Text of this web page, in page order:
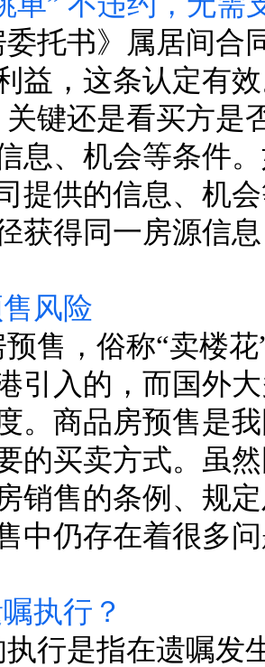
托书》属居间合
益，这条认定有
关键还是看买方是
息、机会等条件
提供的信息、机
获得同一房源信
风险
售，俗称“卖楼花
引入的，而国外
。商品房预售是
的买卖方式。虽
销售的条例、规
中仍存在着很
执行？
行是指在遗嘱发